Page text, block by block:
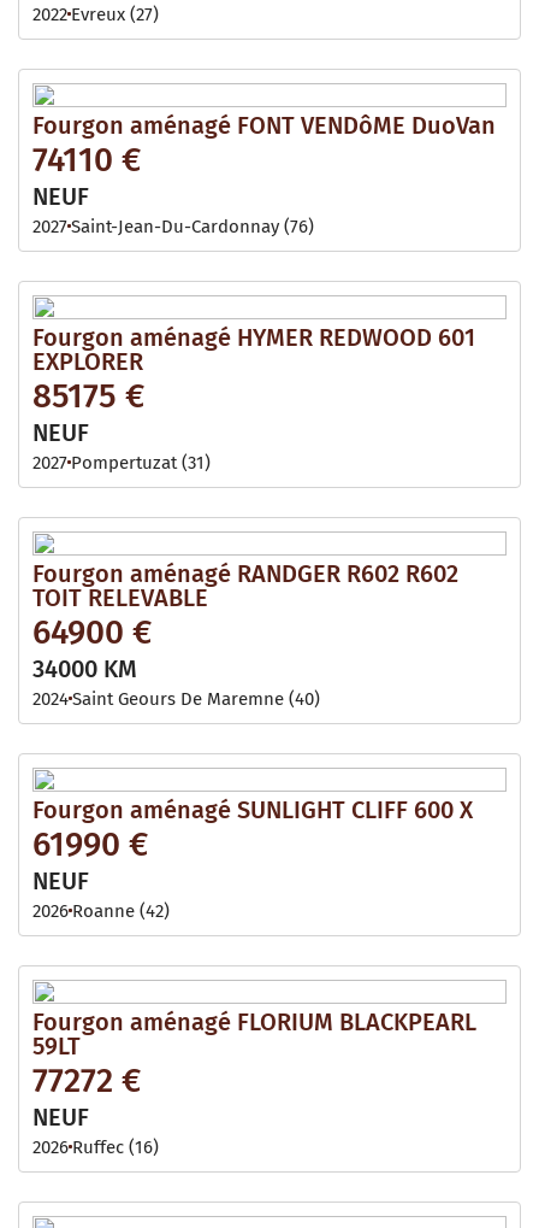
2022 Evreux (27)
Fourgon aménagé FONT VENDôME DuoVan
74110 €
NEUF
2027Saint-Jean-Du-Cardonnay (76)
Fourgon aménagé HYMER REDWOOD 601
EXPLORER
85175 €
NEUF
2027 Pompertuzat (31)
Fourgon aménagé RANDGER R602 R602
TOIT RELEVABLE
64900 €
34000 KM
2024Saint Geours De Maremne (40)
Fourgon aménagé SUNLIGHT CLIFF 600 X
61990 €
NEUF
2026 Roanne (42)
Fourgon aménagé FLORIUM BLACKPEARL
59LT
77272 €
NEUF
2026 Ruffec (16)